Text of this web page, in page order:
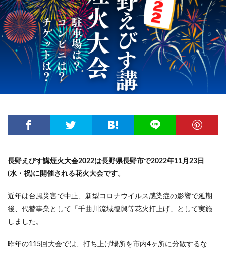
長野えびす講煙火大会2022は長野県長野市で2022年11月23日
(水・祝)に開催される花火大会です。
近年は台風災害で中止、新型コロナウイルス感染症の影響で延期
後、代替事業として「千曲川流域復興等花火打上げ」として実施
しました。
昨年の115回大会では、打ち上げ場所を市内4ヶ所に分散するな